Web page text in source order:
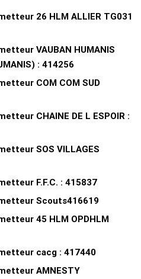
26 HLM ALLIER TG031
VAUBAN HUMANIS
: 414256
COM COM SUD
CHAINE DE L ESPOIR :
SOS VILLAGES
F.F.C. : 415837
Scouts416619
45 HLM OPDHLM
cacg : 417440
AMNESTY